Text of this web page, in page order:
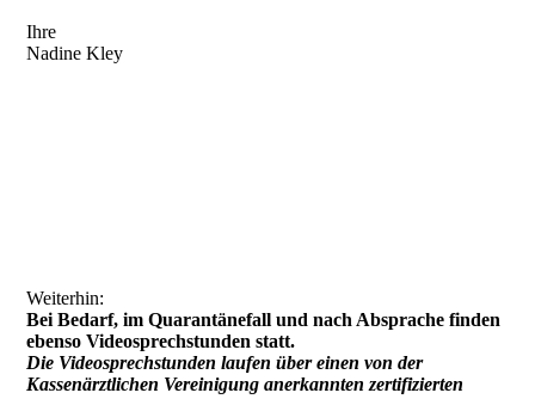
Ihre
Nadine Kley
Weiterhin:
Bei Bedarf, im Quarantänefall und nach Absprache finden
ebenso Videosprechstunden statt.
Die Videosprechstunden laufen über einen von der
Kassenärztlichen Vereinigung anerkannten zertifizierten